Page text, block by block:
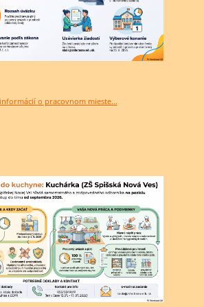
o pracovnom mieste...